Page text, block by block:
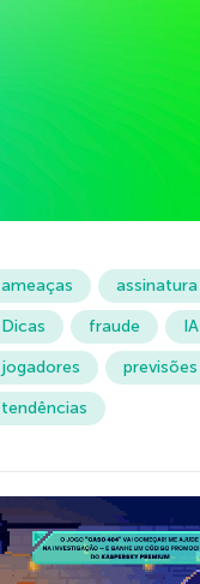
ameaças
assinatura
Dicas
fraude
IA
jogadores
previsões
tendências